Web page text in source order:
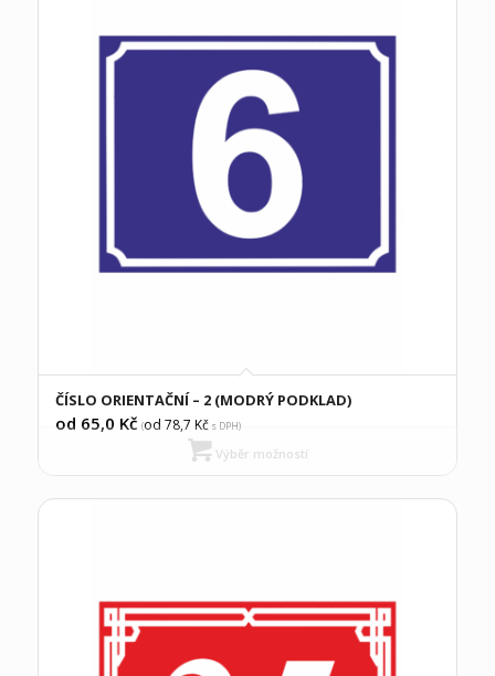
ČÍSLO ORIENTAČNÍ – 2 (MODRÝ PODKLAD)
od 65,0 Kč (od 78,7 Kčs DPH)
Výběr možností